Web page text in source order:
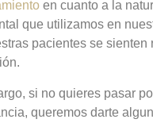
en cuanto a la
que utilizamos en
pacientes se
si no quieres pasar
queremos darte